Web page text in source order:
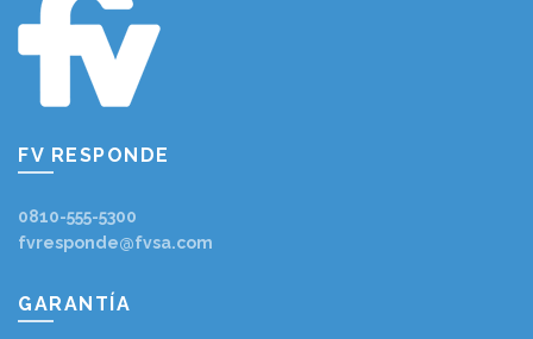
FV RESPONDE
0810-555-5300
fvresponde@fvsa.com
GARANTÍA